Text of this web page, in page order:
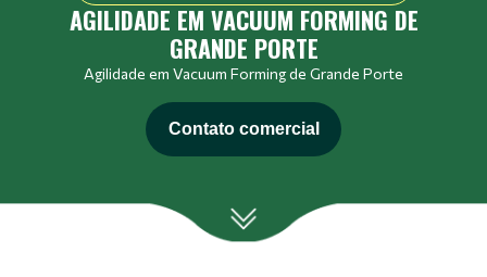
AGILIDADE EM VACUUM FORMING DE
GRANDE PORTE
Agilidade em Vacuum Forming de Grande Porte
Contato comercial